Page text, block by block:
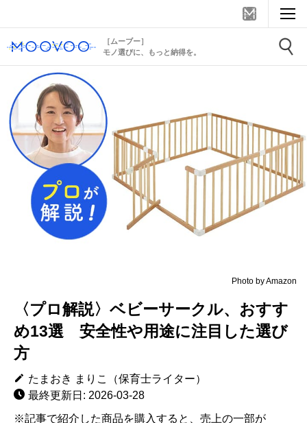
［ムーブー］
モノ選びに、もっと納得を。
Photo by Amazon
〈プロ解説〉ベビーサークル、おすす
め13選 安全性や用途に注目した選び
方
たまおき まりこ（保育士ライター）
最終更新日: 2026-03-28
※記事で紹介した商品を購入すると、売上の一部が